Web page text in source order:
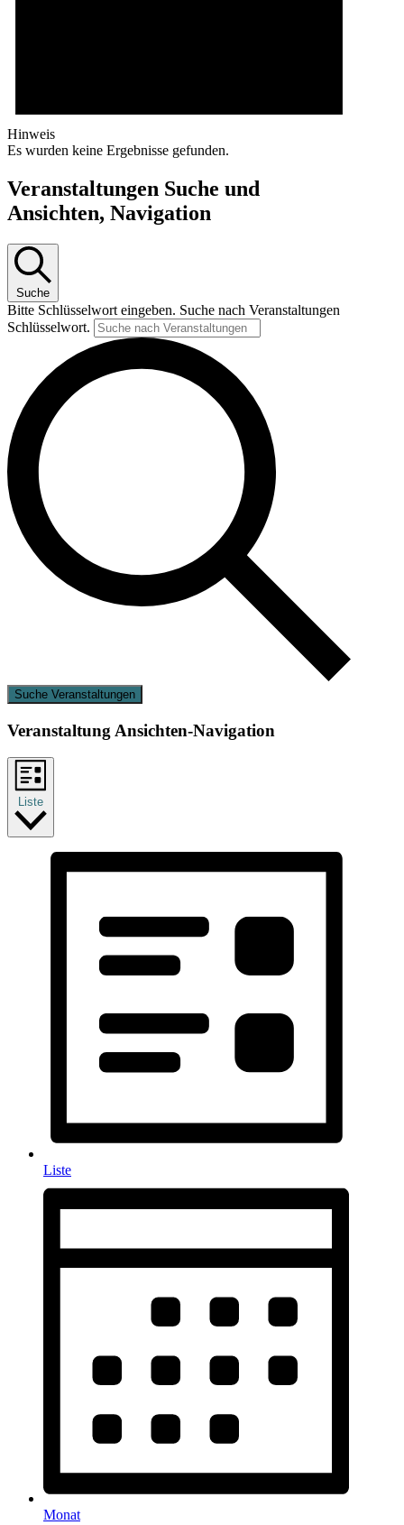
Hinweis
Es wurden keine Ergebnisse gefunden.
Veranstaltungen Suche und
Ansichten, Navigation
Suche
Bitte Schlüsselwort eingeben. Suche nach Veranstaltungen
Schlüsselwort.
Suche Veranstaltungen
Veranstaltung Ansichten-Navigation
Liste
Liste
Monat